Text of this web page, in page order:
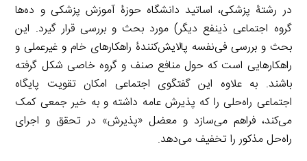
در رشتۀ پزشکی، اساتید دانشگاه حوزۀ آموزش پزشکی و ده‌ها
گروه اجتماعی ذینفع دیگر) مورد بحث و بررسی قرار گیرد. این
بحث و بررسی فی‌نفسه پالایش‌کنندۀ راهکارهای خام و غیرعملی و
راهکارهایی است که حول منافع صنف و گروه خاصی شکل گرفته
باشند. به علاوه این گفتگوی اجتماعی امکان تقویت پایگاه
اجتماعی راه‌حلی را که پذیرش عامه داشته و به خیر جمعی کمک
می‌کند، فراهم می‌سازد و معضل «پذیرش» در تحقق و اجرای
راه‌حل مذکور را تخفیف می‌دهد.